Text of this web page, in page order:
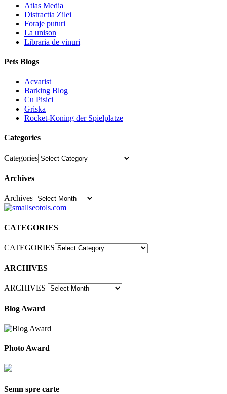
Atlas Media
Distractia Zilei
Foraje puturi
La unison
Libraria de vinuri
Pets Blogs
Acvarist
Barking Blog
Cu Pisici
Griska
Rocket-Koning der Spielplatze
Categories
Categories
Archives
Archives30
CATEGORIES
CATEGORIES
ARCHIVES
ARCHIVES
Blog Award
Photo Award
Semn spre carte